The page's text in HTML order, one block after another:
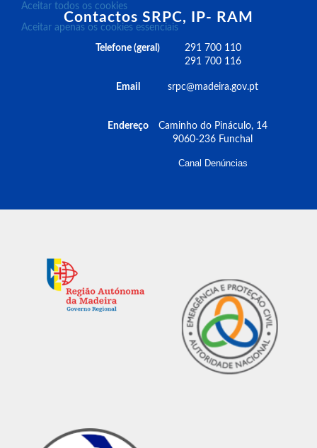
Contactos SRPC, IP- RAM
Telefone (geral)
Email
Endereço
291 700 110
291 700 116
srpc@madeira.gov.pt
Caminho do Pináculo, 14
9060-236 Funchal
Canal Denúncias
Aceitar todos os cookies
Aceitar apenas os cookies essenciais